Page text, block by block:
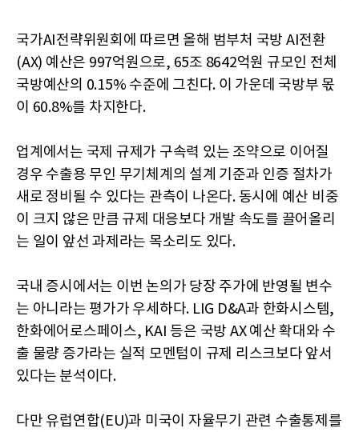
국가AI전략위원회에 따르면 올해 범부처 국방 AI전환
(AX) 예산은 997억원으로, 65조 8642억원 규모인 전체
국방예산의 0.15% 수준에 그친다. 이 가운데 국방부 몫
이 60.8%를 차지한다.
업계에서는 국제 규제가 구속력 있는 조약으로 이어질
경우 수출용 무인 무기체계의 설계 기준과 인증 절차가
새로 정비될 수 있다는 관측이 나온다. 동시에 예산 비중
이 크지 않은 만큼 규제 대응보다 개발 속도를 끌어올리
는 일이 앞선 과제라는 목소리도 있다.
국내 증시에서는 이번 논의가 당장 주가에 반영될 변수
는 아니라는 평가가 우세하다. LIG D&A과 한화시스템,
한화에어로스페이스, KAI 등은 국방 AX 예산 확대와 수
출 물량 증가라는 실적 모멘텀이 규제 리스크보다 앞서
있다는 분석이다.
다만 유럽연합(EU)과 미국이 자율무기 관련 수출통제를